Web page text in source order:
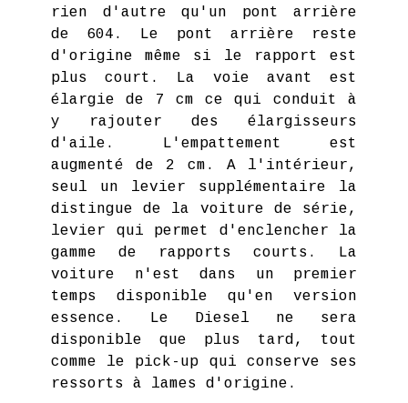
rien d'autre qu'un pont arrière
de 604. Le pont arrière reste
d'origine même si le rapport est
plus court. La voie avant est
élargie de 7 cm ce qui conduit à
y rajouter des élargisseurs
d'aile. L'empattement est
augmenté de 2 cm. A l'intérieur,
seul un levier supplémentaire la
distingue de la voiture de série,
levier qui permet d'enclencher la
gamme de rapports courts. La
voiture n'est dans un premier
temps disponible qu'en version
essence. Le Diesel ne sera
disponible que plus tard, tout
comme le pick-up qui conserve ses
ressorts à lames d'origine.